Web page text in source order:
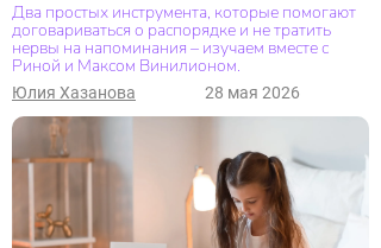
Два простых инструмента, которые помогают
договариваться о распорядке и не тратить
нервы на напоминания – изучаем вместе с
Риной и Максом Винилионом.
Юлия Хазанова 28 мая 2026